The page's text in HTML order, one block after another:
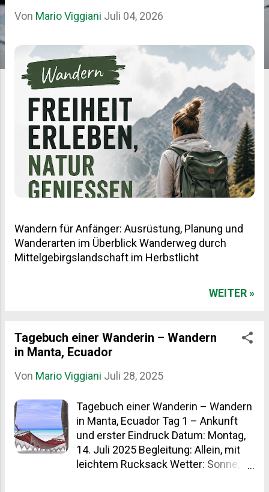
Von Mario Viggiani Juli 04, 2026
Wandern für Anfänger: Ausrüstung, Planung und
Wanderarten im Überblick Wanderweg durch
Mittelgebirgslandschaft im Herbstlicht
WEITER »
Tagebuch einer Wanderin – Wandern
in Manta, Ecuador
Von Mario Viggiani Juli 28, 2025
Tagebuch einer Wanderin – Wandern
in Manta, Ecuador Tag 1 – Ankunft
und erster Eindruck Datum: Montag,
14. Juli 2025 Begleitung: Allein, mit
leichtem Rucksack Wetter: Sonne,